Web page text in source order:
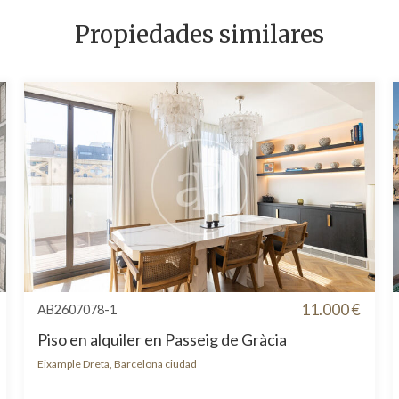
Propiedades similares
AB2607078-1 11.000 €
Piso en alquiler en Passeig de Gràcia
Eixample Dreta, Barcelona ciudad